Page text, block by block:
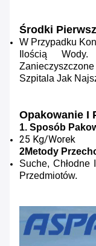
Środki
W Przypadku
Ilością
Szpitala Jak
Opakowanie I
1. Sposób
25 Kg/worek
2Metody
Suche, Chłodne
Przedmiotów.